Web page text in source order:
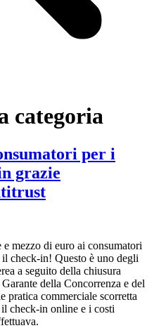
categoria
per i
grazie
mezzo di euro ai consumatori
check-in! Questo è uno degli
a seguito della chiusura
della Concorrenza e del
commerciale scorretta
check-in online e i costi